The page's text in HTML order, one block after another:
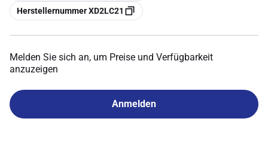
Kopieren
Herstellernummer XD2LC21
Melden Sie sich an, um Preise und Verfügbarkeit
anzuzeigen
Anmelden